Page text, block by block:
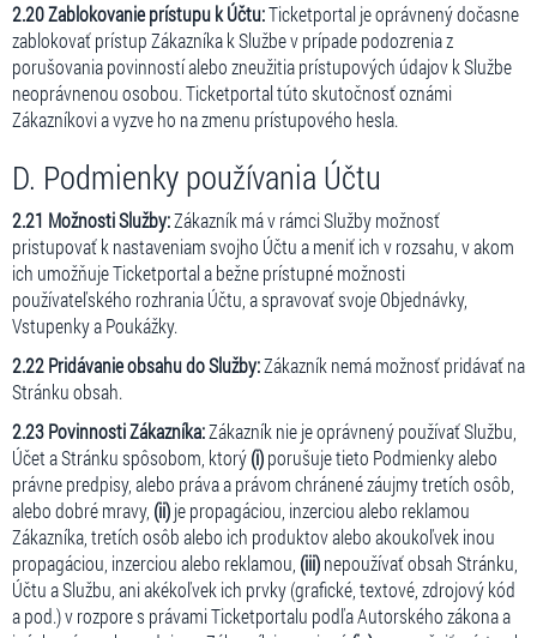
2.20 Zablokovanie prístupu k Účtu:Ticketportal je oprávnený dočasne
zablokovať prístup Zákazníka k Službe v prípade podozrenia z
porušovania povinností alebo zneužitia prístupových údajov k Službe
neoprávnenou osobou. Ticketportal túto skutočnosť oznámi
Zákazníkovi a vyzve ho na zmenu prístupového hesla.
D. Podmienky používania Účtu
2.21 Možnosti Služby:Zákazník má v rámci Služby možnosť
pristupovať k nastaveniam svojho Účtu a meniť ich v rozsahu, v akom
ich umožňuje Ticketportal a bežne prístupné možnosti
používateľského rozhrania Účtu, a spravovať svoje Objednávky,
Vstupenky a Poukážky.
2.22 Pridávanie obsahu do Služby:Zákazník nemá možnosť pridávať na
Stránku obsah.
2.23 Povinnosti Zákazníka:Zákazník nie je oprávnený používať Službu,
Účet a Stránku spôsobom, ktorý(i)porušuje tieto Podmienky alebo
právne predpisy, alebo práva a právom chránené záujmy tretích osôb,
alebo dobré mravy, (ii)je propagáciou, inzerciou alebo reklamou
Zákazníka, tretích osôb alebo ich produktov alebo akoukoľvek inou
propagáciou, inzerciou alebo reklamou, (iii)nepoužívať obsah Stránku,
Účtu a Službu, ani akékoľvek ich prvky (grafické, textové, zdrojový kód
a pod.) v rozpore s právami Ticketportalu podľa Autorského zákona a